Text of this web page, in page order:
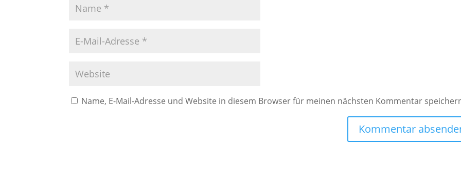
Name, E-Mail-Adresse und Website in diesem Browser für meinen nächsten Kommentar